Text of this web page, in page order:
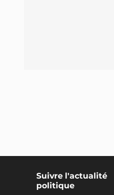
Suivre l'actualité
politique